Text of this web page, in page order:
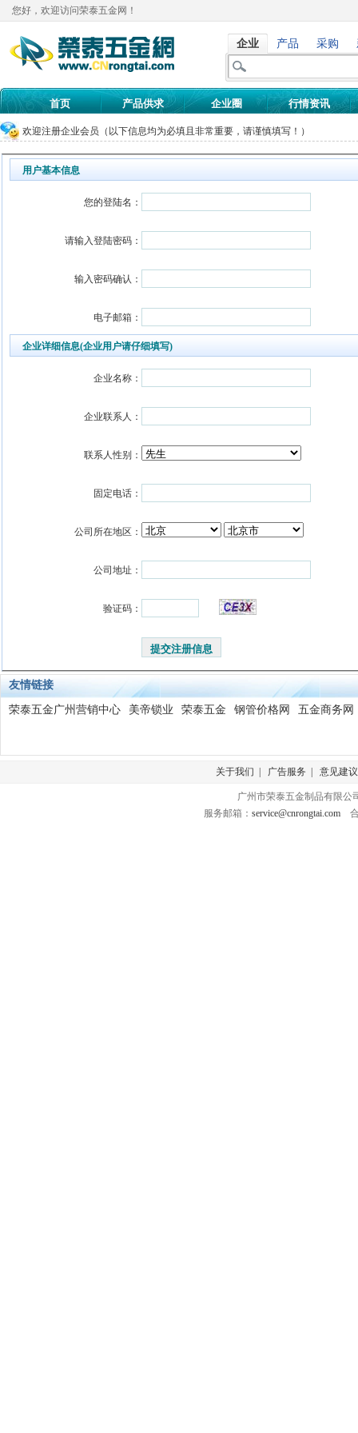
您好，欢迎访问荣泰五金网！
企业 产品 采购
首页 产品供求 企业圈 行情资讯
欢迎注册企业会员 （以下信息均为必填且非常重要，请谨慎填写！）
用户基本信息
您的登陆名：
请输入登陆密码：
输入密码确认：
电子邮箱：
企业详细信息(企业用户请仔细填写)
企业名称：
企业联系人：
联系人性别：
固定电话：
公司所在地区：
公司地址：
验证码：
友情链接
荣泰五金广州营销中心 美帝锁业 荣泰五金 钢管价格网 五金商务网
关于我们 | 广告服务 | 意见建议
广州市荣泰五金制品有限
服务邮箱： service@cnrongtai.com 合